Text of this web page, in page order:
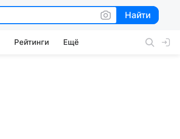
Найти
Найти
Рейтинги Ещё